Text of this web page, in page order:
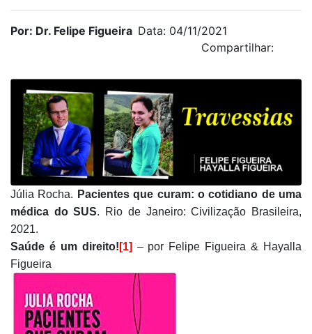
Por: Dr. Felipe Figueira Data: 04/11/2021
Compartilhar:
Júlia Rocha. Pacientes que curam: o cotidiano de uma
médica do SUS. Rio de Janeiro: Civilização Brasileira,
2021.
Saúde é um direito! [1] – por Felipe Figueira & Hayalla
Figueira